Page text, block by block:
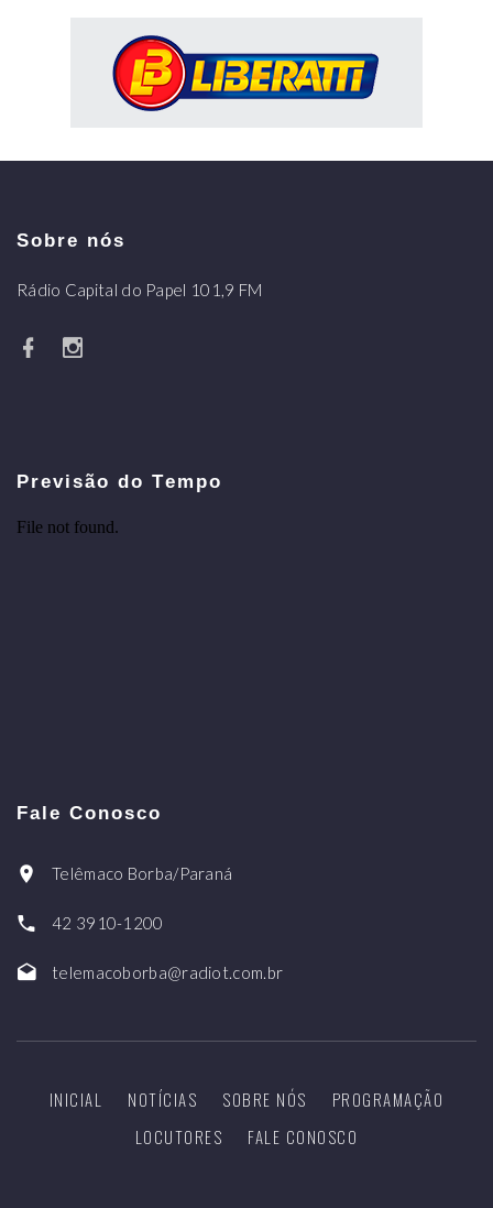
Sobre nós
Rádio Capital do Papel 101,9 FM
Previsão do Tempo
Fale Conosco
Telêmaco Borba/Paraná
42 3910-1200
telemacoborba@radiot.com.br
INICIAL NOTÍCIAS SOBRE NÓS
PROGRAMAÇÃO
LOCUTORES
FALE CONOSCO